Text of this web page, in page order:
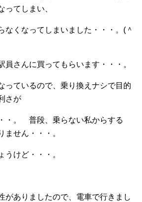
ってしまい、
なくなってしまいました・・・。(＾
員さんに買ってもらいます・・・。
っているので、乗り換えナシで目的
さが
・。 普段、乗らない私からする
ません・・・。
うけど・・・。
がありましたので、電車で行きまし